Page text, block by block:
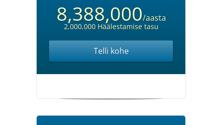
8,388,000/aasta
2,000,000 Häälestamise tasu
Telli kohe